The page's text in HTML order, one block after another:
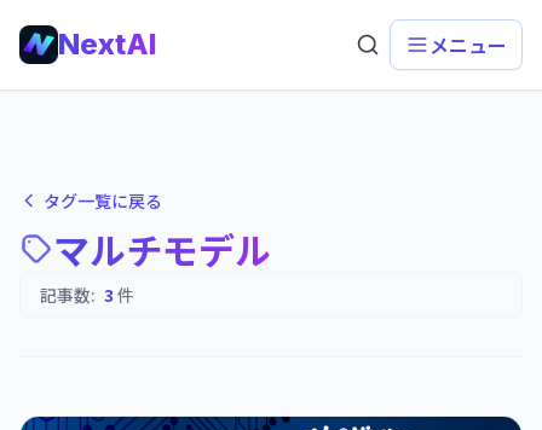
NextAI メニュー
タグ一覧に戻る
マルチモデル
記事数: 3 件